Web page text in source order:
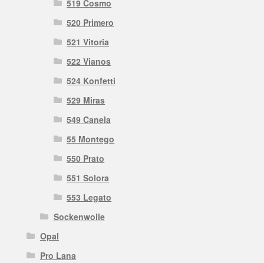
519 Cosmo
520 Primero
521 Vitoria
522 Vianos
524 Konfetti
529 Miras
549 Canela
55 Montego
550 Prato
551 Solora
553 Legato
Sockenwolle
Opal
Pro Lana